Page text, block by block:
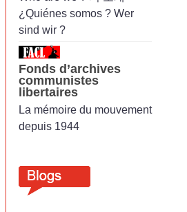
¿Quiénes somos ? Wer
sind wir ?
Fonds d’archives
communistes
libertaires
La mémoire du mouvement
depuis 1944